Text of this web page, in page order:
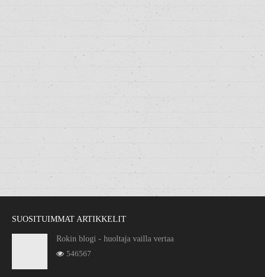
SUOSITUIMMAT ARTIKKELIT
Rokin blogi - huoltaja vailla vertaa
546567